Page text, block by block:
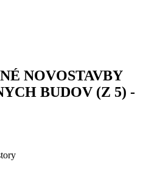
NOVOSTAVBY
BUDOV (Z 5) -